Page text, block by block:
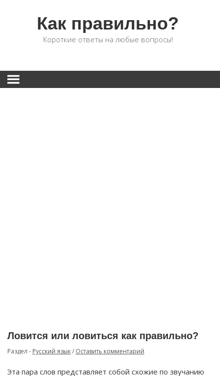
Как правильно?
Короткие ответы на любые вопросы!
Ловится или ловиться как правильно?
Раздел - Русский язык/ Оставить комментарий
Эта пара слов представляет собой схожие по звучанию